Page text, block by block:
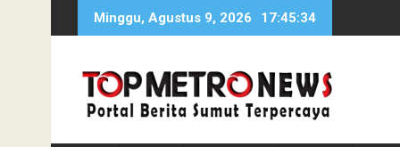
Minggu, Agustus 9, 2026 17:45:35